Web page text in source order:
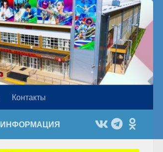
Контакты
ИНФОРМАЦИЯ